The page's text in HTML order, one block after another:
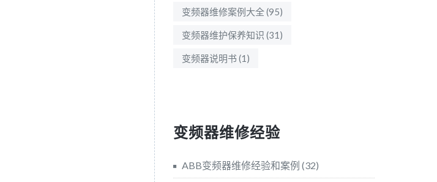
变频器维修案例大全(95)
变频器维护保养知识 (31)
变频器说明书 (1)
变频器维修经验
ABB变频器维修经验和案例 (32)